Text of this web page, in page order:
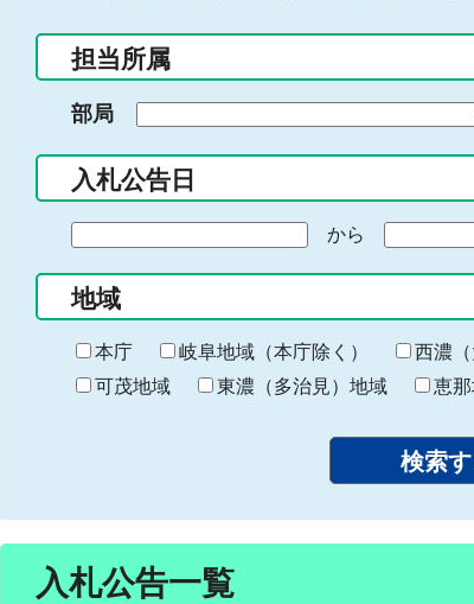
ー
入
力
担当所属
部局
入札公告日
の
始
ま
り
から
終
わ
り
地域
本庁 岐阜地域（本庁除く） 西濃
可茂地域
東濃（多治見）地域 恵
入札公告一覧